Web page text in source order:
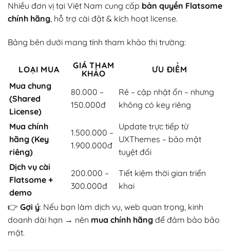
Nhiều đơn vị tại Việt Nam cung cấp bản quyền Flatsome
chính hãng, hỗ trợ cài đặt & kích hoạt license.
Bảng bên dưới mang tính tham khảo thị trường:
LOẠI MUA
GIÁ THAM
KHẢO
ƯU ĐIỂM
Mua chung
(Shared
License)
80.000 –
150.000đ
Rẻ – cập nhật ổn – nhưng
không có key riêng
Mua chính
hãng (Key
riêng)
1.500.000 –
1.900.000đ
Update trực tiếp từ
UXThemes – bảo mật
tuyệt đối
Dịch vụ cài
Flatsome +
demo
200.000 –
300.000đ
Tiết kiệm thời gian triển
khai
👉 Gợi ý: Nếu bạn làm dịch vụ, web quan trọng, kinh
doanh dài hạn → nên mua chính hãng để đảm bảo bảo
mật.